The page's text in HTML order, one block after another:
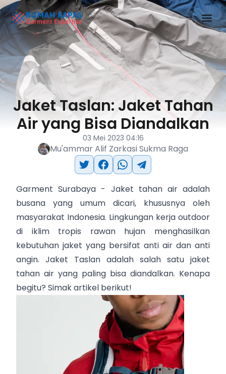
Jaket Taslan: Jaket Tahan
Air yang Bisa Diandalkan
03 Mei 2023 04:16
Mu'ammar Alif Zarkasi Sukma Raga
Garment Surabaya - Jaket tahan air adalah
busana yang umum dicari, khususnya oleh
masyarakat Indonesia. Lingkungan kerja outdoor
di iklim tropis rawan hujan menghasilkan
kebutuhan jaket yang bersifat anti air dan anti
angin. Jaket Taslan adalah salah satu jaket
tahan air yang paling bisa diandalkan. Kenapa
begitu? Simak artikel berikut!